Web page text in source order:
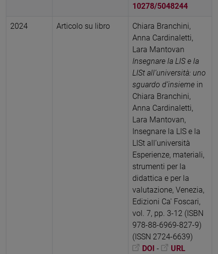
10278/5048244
2024 Articolo su libro
Chiara Branchini,
Anna Cardinaletti,
Lara Mantovan
Insegnare la LIS e la
LISt all’università: uno
sguardo d’insieme in
Chiara Branchini,
Anna Cardinaletti,
Lara Mantovan,
Insegnare la LIS e la
LISt all’università
Esperienze, materiali,
strumenti per la
didattica e per la
valutazione, Venezia,
Edizioni Ca' Foscari,
vol. 7, pp. 3-12 (ISBN
978-88-6969-827-9)
(ISSN 2724-6639)
DOI -
URL